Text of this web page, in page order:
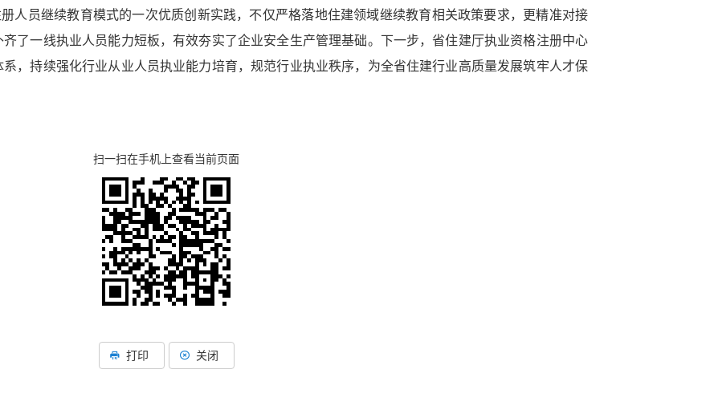
人员继续教育模式的一次优质创新实践，不仅严格落地住建领域继续教育相关政策要求，更精准对接
了一线执业人员能力短板，有效夯实了企业安全生产管理基础。下一步，省住建厅执业资格注册中心
，持续强化行业从业人员执业能力培育，规范行业执业秩序，为全省住建行业高质量发展筑牢人才保
扫一扫在手机上查看当前页面
打印 关闭
湖北省住建厅机关后勤服务中心